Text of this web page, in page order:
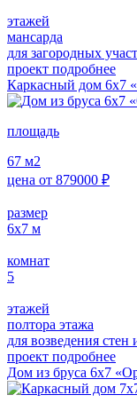
этажей
мансарда
для загородных
проект подробнее
Каркасный дом 6х7
площадь
67 м2
цена от 879000 ₽
размер
6х7 м
комнат
5
этажей
полтора этажа
для возведения
проект подробнее
Дом из бруса 6х7